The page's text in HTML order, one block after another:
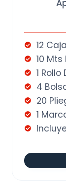
12
10
1
4
20
1